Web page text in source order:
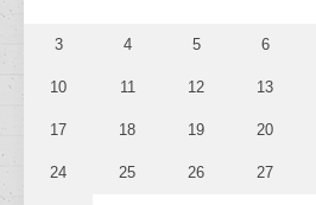
3 4 5 6
10 11 12 13
17 18 19 20
24 25 26 27